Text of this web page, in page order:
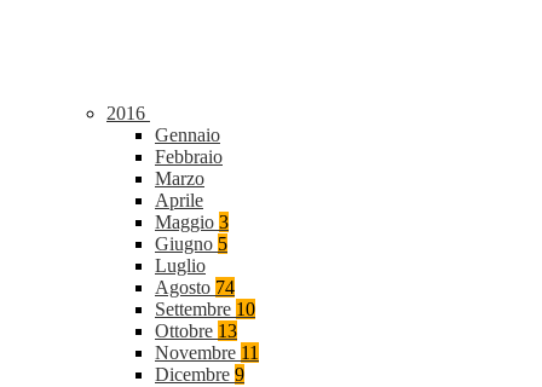
2016
Gennaio
Febbraio
Marzo
Aprile
Maggio 3
Giugno 5
Luglio
Agosto 74
Settembre 10
Ottobre 13
Novembre 11
Dicembre 9